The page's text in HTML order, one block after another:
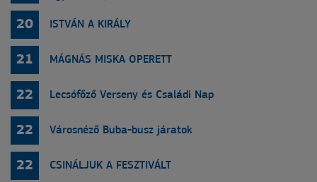
20 ISTVÁN A KIRÁLY
21 MÁGNÁS MISKA OPERETT
22 Lecsófőző Verseny és Családi Nap
22 Városnéző Buba-busz járatok
22 CSINÁLJUK A FESZTIVÁLT